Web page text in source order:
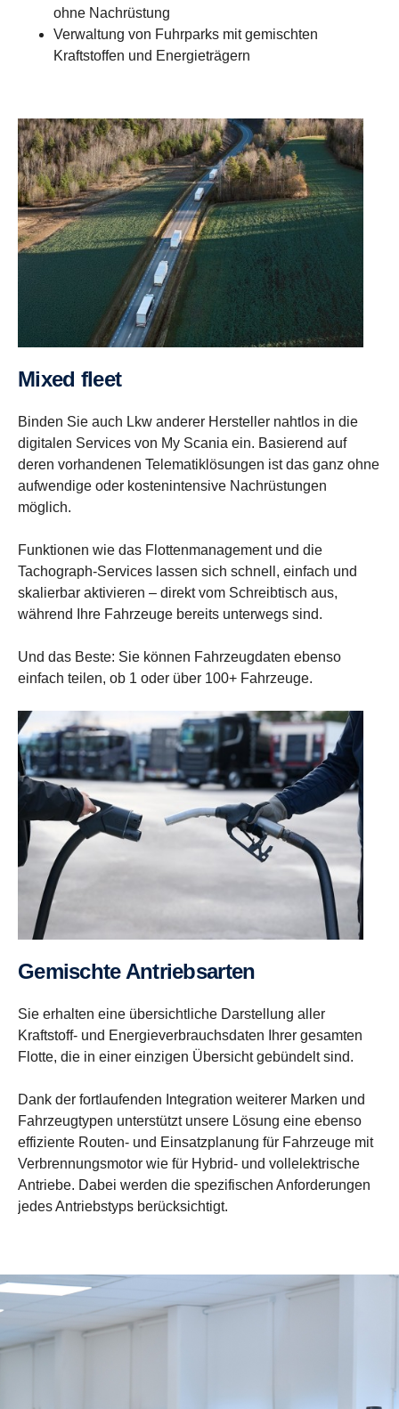
ohne Nachrüstung
Verwaltung von Fuhrparks mit gemischten
Kraftstoffen und Energieträgern
Mixed fleet
Binden Sie auch Lkw anderer Hersteller nahtlos in die
digitalen Services von My Scania ein. Basierend auf
deren vorhandenen Telematiklösungen ist das ganz ohne
aufwendige oder kostenintensive Nachrüstungen
möglich.
Funktionen wie das Flottenmanagement und die
Tachograph-Services lassen sich schnell, einfach und
skalierbar aktivieren – direkt vom Schreibtisch aus,
während Ihre Fahrzeuge bereits unterwegs sind.
Und das Beste: Sie können Fahrzeugdaten ebenso
einfach teilen, ob 1 oder über 100+ Fahrzeuge.
Gemischte Antriebsarten
Sie erhalten eine übersichtliche Darstellung aller
Kraftstoff- und Energieverbrauchsdaten Ihrer gesamten
Flotte, die in einer einzigen Übersicht gebündelt sind.
Dank der fortlaufenden Integration weiterer Marken und
Fahrzeugtypen unterstützt unsere Lösung eine ebenso
effiziente Routen- und Einsatzplanung für Fahrzeuge mit
Verbrennungsmotor wie für Hybrid- und vollelektrische
Antriebe. Dabei werden die spezifischen Anforderungen
jedes Antriebstyps berücksichtigt.